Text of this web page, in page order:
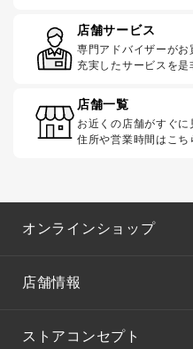
店舗サービス
専門アドバイザーがお
充実したサービスを是
店舗一覧
お近くの店舗がすぐに
住所や営業時間はこち
オンラインショップ
店舗情報
ストアコンセプト